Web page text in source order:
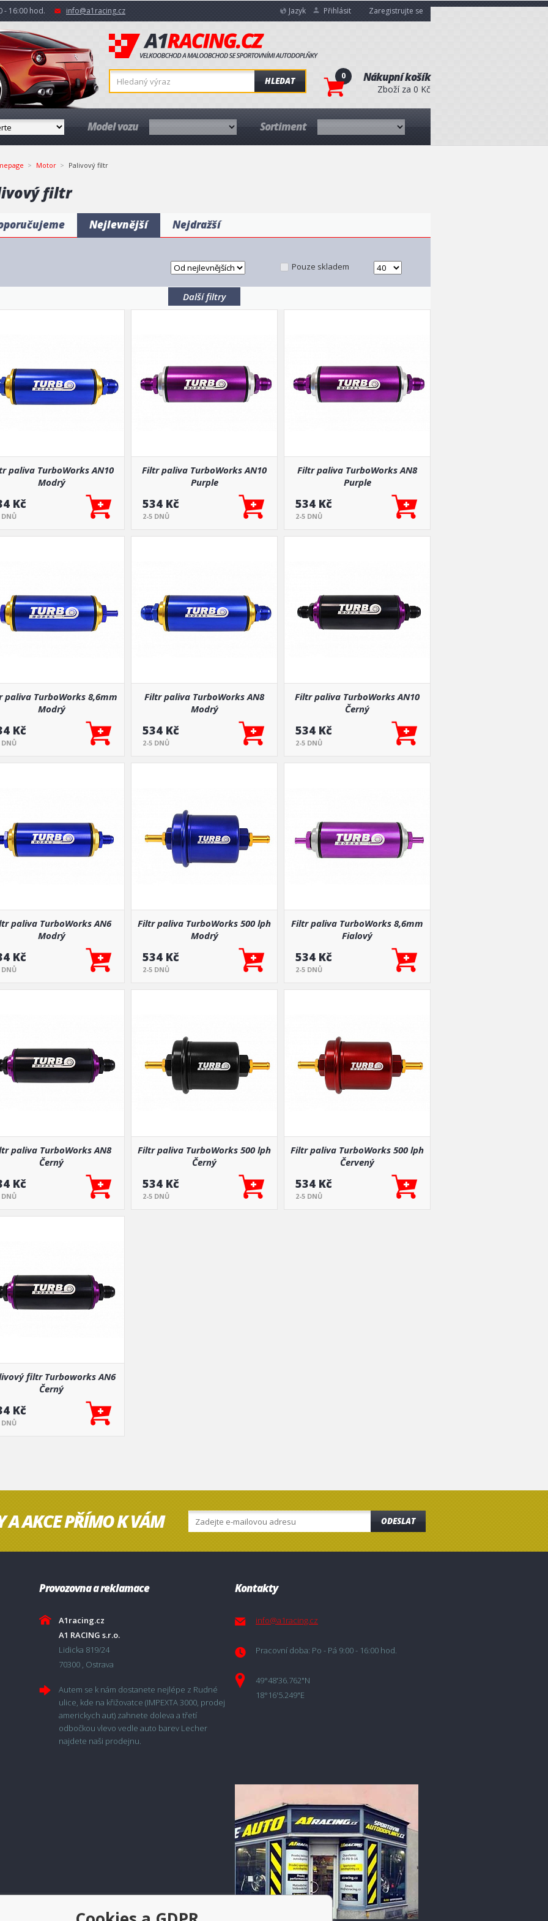
- 16:00 hod. info@a1racing.cz Jazyk Přihlásit Zaregistrujte se
HLEDAT 0 Nákupní košík
Zboží za 0 Kč
Model vozu Sortiment
Motor Palivový filtr
filtr
Nejlevnější Nejdražší
Pouze skladem
Další filtry
paliva TurboWorks AN10
Modrý
Kč
DNŮ
Filtr paliva TurboWorks AN10
Purple
534 Kč
2-5 DNŮ
Filtr paliva TurboWorks AN8
Purple
534 Kč
2-5 DNŮ
paliva TurboWorks 8,6mm
Modrý
Kč
DNŮ
Filtr paliva TurboWorks AN8
Modrý
534 Kč
2-5 DNŮ
Filtr paliva TurboWorks AN10
Černý
534 Kč
2-5 DNŮ
paliva TurboWorks AN6
Modrý
Kč
DNŮ
Filtr paliva TurboWorks 500 lph
Modrý
534 Kč
2-5 DNŮ
Filtr paliva TurboWorks 8,6mm
Fialový
534 Kč
2-5 DNŮ
paliva TurboWorks AN8
Černý
Kč
DNŮ
Filtr paliva TurboWorks 500 lph
Černý
534 Kč
2-5 DNŮ
Filtr paliva TurboWorks 500 lph
Červený
534 Kč
2-5 DNŮ
filtr Turboworks AN6
Černý
Kč
DNŮ
A AKCE PŘÍMO K VÁM ODESLAT
Provozovna a reklamace
A1racing.cz
A1 RACING s.r.o.
Lidicka 819/24
70300 , Ostrava
Autem se k nám dostanete nejlépe z Rudné
ulice, kde na křižovatce (IMPEXTA 3000, prodej
americkych aut) zahnete doleva a třetí
odbočkou vlevo vedle auto barev Lecher
najdete naši prodejnu.
Kontakty
info@a1racing.cz
Pracovní doba: Po - Pá 9:00 - 16:00 hod.
49°48'36.762"N
18°16'5.249"E